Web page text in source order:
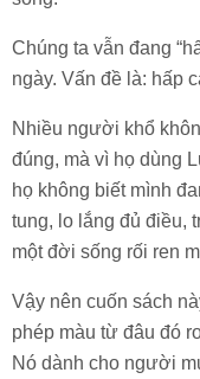
Chúng ta vẫn đang
ngày. Vấn đề là: hấp
Nhiều người khổ
đúng, mà vì họ dùng
họ không biết mình
tung, lo lắng đủ điều,
một đời sống rối ren
Vậy nên cuốn sách
phép màu từ đâu đó
Nó dành cho người